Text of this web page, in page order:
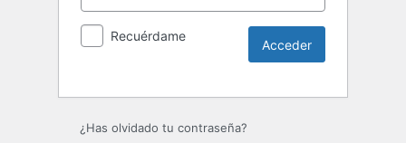
Recuérdame
¿Has olvidado tu contraseña?